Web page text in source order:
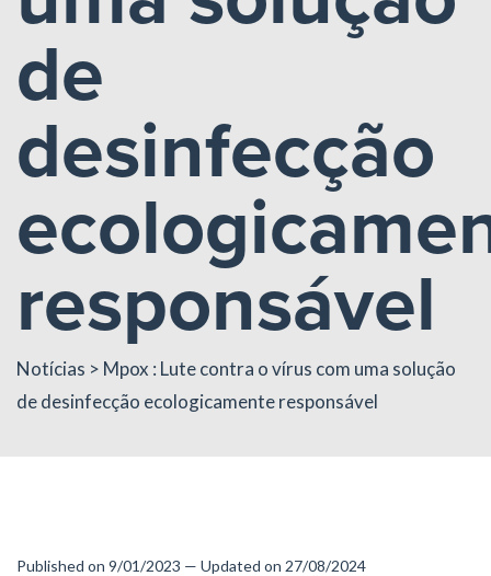
de
desinfecção
responsável
Notícias > Mpox : Lute contra o vírus com uma solução
de desinfecção ecologicamente responsável
Published on 9/01/2023 — Updated on 27/08/2024